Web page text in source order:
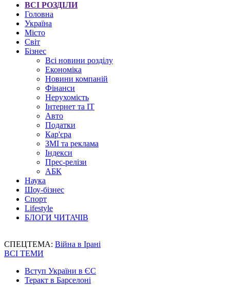
ВСІ РОЗДІЛИ
Головна
Україна
Місто
Світ
Бізнес
Всі новини розділу
Економіка
Новини компаній
Фінанси
Нерухомість
Інтернет та IT
Авто
Податки
Кар'єра
ЗМІ та реклама
Індекси
Прес-релізи
АБК
Наука
Шоу-бізнес
Спорт
Lifestyle
БЛОГИ ЧИТАЧІВ
СПЕЦТЕМА: Війна в Ірані
ВСІ ТЕМИ
Вступ України в ЄС
Теракт в Барселоні